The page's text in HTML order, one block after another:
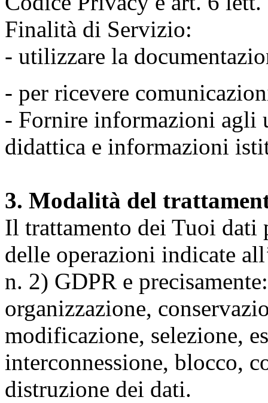
Finalità di Servizio:
- utilizzare la
- per ricevere
- Fornire informazioni agli
didattica e informazioni
3. Modalità del
Il trattamento dei Tuoi dati
delle operazioni indicate
n. 2) GDPR e
organizzazione,
modificazione, selezione,
interconnessione, blocco,
distruzione dei dati.